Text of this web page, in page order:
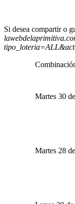
Si desea compartir o
Martes 30
Martes 28